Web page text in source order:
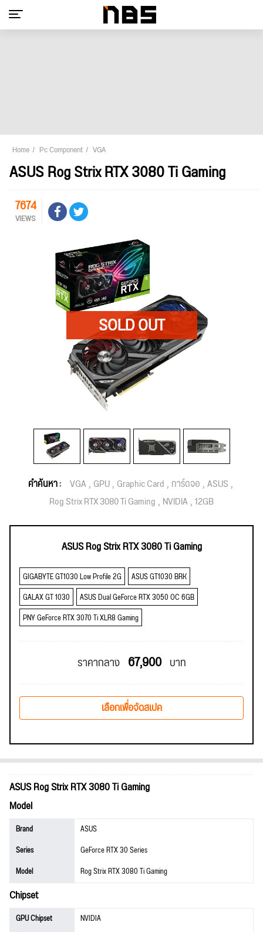
Home Pc Component VGA
ASUS Rog Strix RTX 3080 Ti Gaming
7674
VIEWS
คำค้นหา : VGA GPU Graphic Card การ์ดจอ ASUS
Rog Strix RTX 3080 Ti Gaming NVIDIA 12GB
ASUS Rog Strix RTX 3080 Ti Gaming
GIGABYTE GT1030 Low Profile 2G
ASUS GT1030 BRK
GALAX GT 1030
ASUS Dual GeForce RTX 3050 OC 6GB
PNY GeForce RTX 3070 Ti XLR8 Gaming
ราคากลาง 67,900 บาท
เลือกเพื่อจัดสเปค
ASUS Rog Strix RTX 3080 Ti Gaming
Model
Brand
ASUS
Series
GeForce RTX 30 Series
Model
Rog Strix RTX 3080 Ti Gaming
Chipset
GPU Chipset
NVIDIA